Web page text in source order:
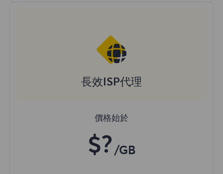
長效ISP代理
價格始於
$? /GB